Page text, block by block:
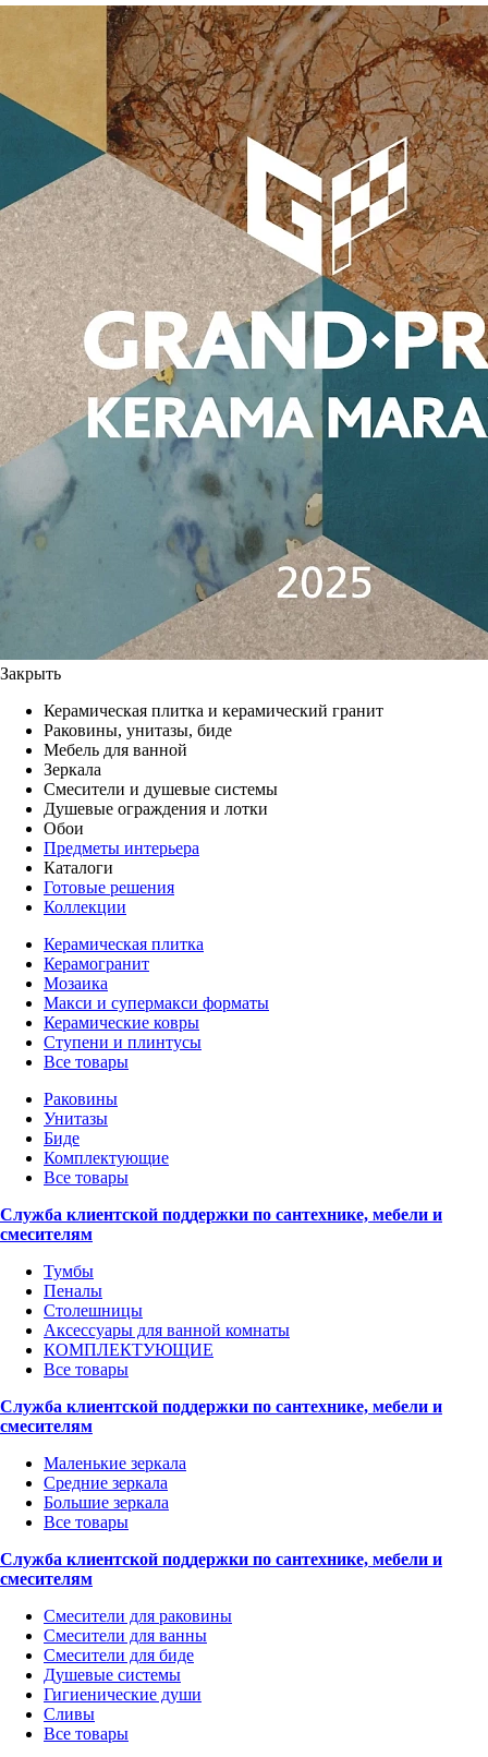
Закрыть
Керамическая плитка и керамический гранит
Раковины, унитазы, биде
Мебель для ванной
Зеркала
Смесители и душевые системы
Душевые ограждения и лотки
Обои
Предметы интерьера
Каталоги
Готовые решения
Коллекции
Керамическая плитка
Керамогранит
Мозаика
Макси и супермакси форматы
Керамические ковры
Ступени и плинтусы
Все товары
Раковины
Унитазы
Биде
Комплектующие
Все товары
Служба клиентской поддержки по сантехнике, мебели и
смесителям
Тумбы
Пеналы
Столешницы
Аксессуары для ванной комнаты
КОМПЛЕКТУЮЩИЕ
Все товары
Служба клиентской поддержки по сантехнике, мебели и
смесителям
Маленькие зеркала
Средние зеркала
Большие зеркала
Все товары
Служба клиентской поддержки по сантехнике, мебели и
смесителям
Смесители для раковины
Смесители для ванны
Смесители для биде
Душевые системы
Гигиенические души
Сливы
Все товары